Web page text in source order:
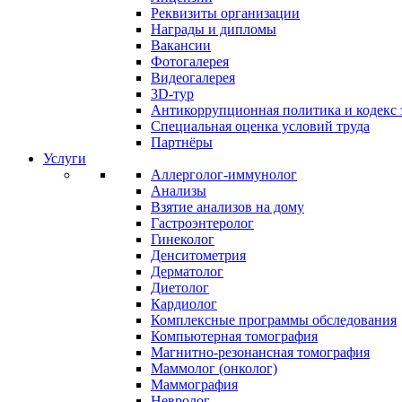
Реквизиты организации
Награды и дипломы
Вакансии
Фотогалерея
Видеогалерея
3D-тур
Антикоррупционная политика и кодекс
Специальная оценка условий труда
Партнёры
Услуги
Аллерголог-иммунолог
Анализы
Взятие анализов на дому
Гастроэнтеролог
Гинеколог
Денситометрия
Дерматолог
Диетолог
Кардиолог
Комплексные программы обследования
Компьютерная томография
Магнитно-резонансная томография
Маммолог (онколог)
Маммография